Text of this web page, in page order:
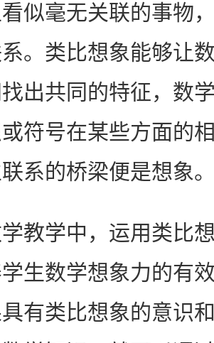
似毫无关联的事物
。类比想象能够让
出共同的特征，数
符号在某些方面的
系的桥梁便是想象
学中，运用类比想
生数学想象力的有
有类比想象的意识